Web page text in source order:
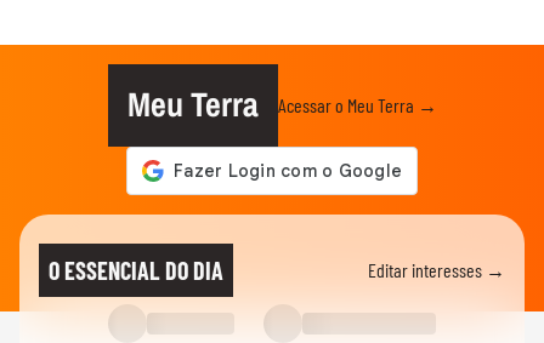
Meu Terra Acessar o Meu Terra →
O ESSENCIAL DO DIA Editar interesses →